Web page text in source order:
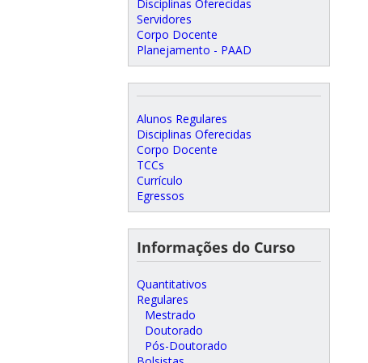
Disciplinas Oferecidas
Servidores
Corpo Docente
Planejamento - PAAD
Alunos Regulares
Disciplinas Oferecidas
Corpo Docente
TCCs
Currículo
Egressos
Informações do Curso
Quantitativos
Regulares
Mestrado
Doutorado
Pós-Doutorado